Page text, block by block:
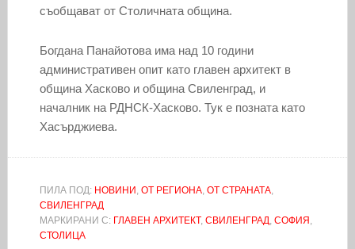
съобщават от Столичната община.
Богдана Панайотова има над 10 години
административен опит като главен архитект в
община Хасково и община Свиленград, и
началник на РДНСК-Хасково. Тук е позната като
Хасърджиева.
ПИЛА ПОД: НОВИНИ , ОТ РЕГИОНА, ОТ СТРАНАТА,
СВИЛЕНГРАД
МАРКИРАНИ С: ГЛАВЕН АРХИТЕКТ, СВИЛЕНГРАД, СОФИЯ ,
СТОЛИЦА